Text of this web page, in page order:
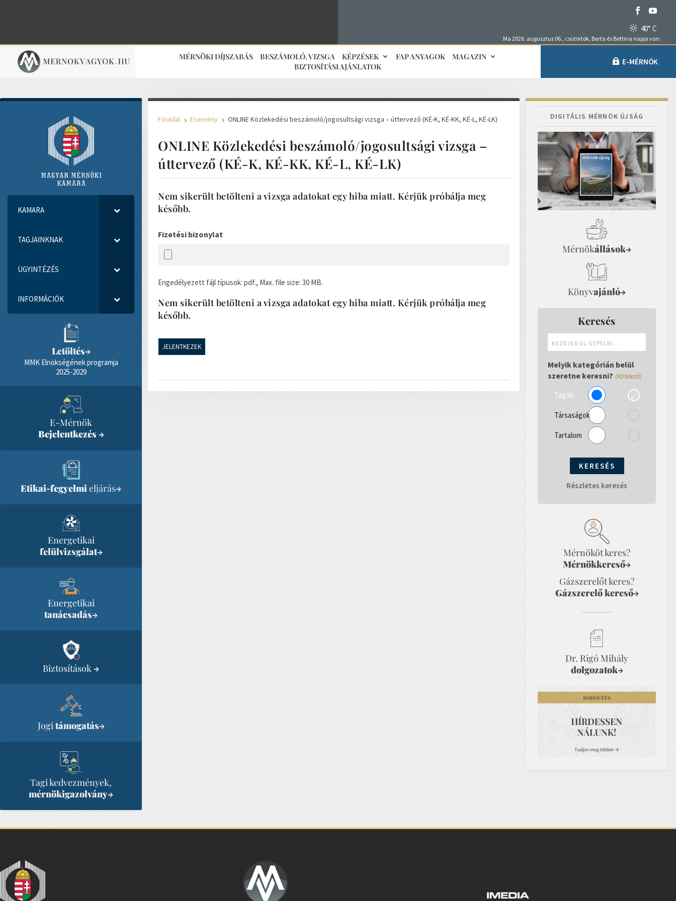
40° C
Ma 2026. augusztus 06., csütörtök, Berta és Bettina napja van.
MÉRNÖKI DÍJSZABÁS BESZÁMOLÓ, VIZSGA KÉPZÉSEK FAP ANYAGOK
MAGAZIN
BIZTOSÍTÁSI AJÁNLATOK
E-MÉRNÖK
KAMARA
TAGJAINKNAK
ÜGYINTÉZÉS
INFORMÁCIÓK
Letöltés→
MMK Elnökségének programja
2025-2029
E-Mérnök
Bejelentkezés →
Etikai-fegyelmieljárás→
Energetikai
felülvizsgálat→
Energetikai
tanácsadás→
Biztosítások→
Jogi támogatás→
Tagi kedvezmények,
mérnökigazolvány→
Főoldal 5 Esemény 5 ONLINE Közlekedési beszámoló/jogosultsági vizsga – úttervező (KÉ-K, KÉ-KK, KÉ-L, KÉ-LK)
ONLINE Közlekedési beszámoló/jogosultsági vizsga –
úttervező (KÉ-K, KÉ-KK, KÉ-L, KÉ-LK)
Nem sikerült betölteni a vizsga adatokat egy hiba miatt. Kérjük próbálja meg
később.
Fizetési bizonylat
Engedélyezett fájl típusok: pdf., Max. file size: 30 MB.
Nem sikerült betölteni a vizsga adatokat egy hiba miatt. Kérjük próbálja meg
később.
DIGITÁLIS MÉRNÖK ÚJSÁG
Mérnökállások→
Könyvajánló→
Keresés
el
gépelni...
Melyik kategórián belül
szeretne keresni? (Kötelező)
Tagok
Társaságok
Tartalom
Részletes keresés
Mérnököt keres?
Mérnökkereső→
Gázszerelőt keres?
Gázszerelő kereső→
Dr. Rigó Mihály
dolgozatok→